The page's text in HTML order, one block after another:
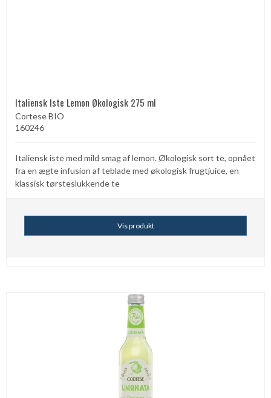
Italiensk Iste Lemon Økologisk 275 ml
Cortese BIO
160246
Italiensk iste med mild smag af lemon. Økologisk sort te, opnået
fra en ægte infusion af teblade med økologisk frugtjuice, en
klassisk tørsteslukkende te
Vis produkt